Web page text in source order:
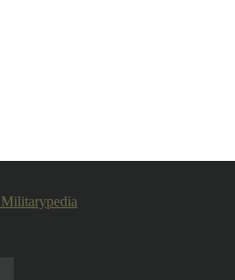
Militarypedia